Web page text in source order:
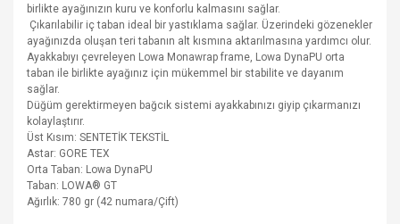
birlikte ayağınızın kuru ve konforlu kalmasını sağlar.
Çıkarılabilir iç taban ideal bir yastıklama sağlar. Üzerindeki gözenekler
ayağınızda oluşan teri tabanın alt kısmına aktarılmasına yardımcı olur.
Ayakkabıyı çevreleyen Lowa Monawrap frame, Lowa DynaPU orta
taban ile birlikte ayağınız için mükemmel bir stabilite ve dayanım
sağlar.
Düğüm gerektirmeyen bağcık sistemi ayakkabınızı giyip çıkarmanızı
kolaylaştırır.
Üst Kısım: SENTETİK TEKSTİL
Astar: GORE TEX
Orta Taban: Lowa DynaPU
Taban: LOWA® GT
Ağırlık: 780 gr (42 numara/Çift)